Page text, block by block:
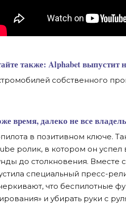
также: Alphabet выпустит
собственного
время, далеко не все
в позитивном ключе.
ролик, в котором он
до столкновения. Вместе
специальный пресс-
что беспилотные
и убирать руки с